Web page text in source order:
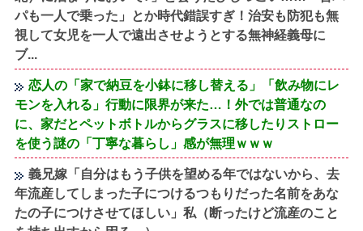
パも一人で乗った」とか時代錯誤すぎ！治安も防犯も無
視して女児を一人で遠出させようとする無神経義母に
ブ...
恋人の「家で納豆を小鉢に移し替える」「飲み物にレ
モンを入れる」行動に限界が来た…！外では普通なの
に、家だとペットボトルからグラスに移したりストロー
を使う謎の「丁寧な暮らし」感が無理ｗｗｗ
義兄嫁「自分はもう子供を望める年ではないから、去
年流産してしまった子につけるつもりだった名前をあな
たの子につけさせてほしい」私（断ったけど流産のこと